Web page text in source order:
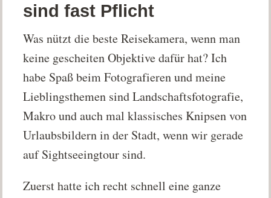
sind fast Pflicht
Was nützt die beste Reisekamera, wenn man
keine gescheiten Objektive dafür hat? Ich
habe Spaß beim Fotografieren und meine
Lieblingsthemen sind Landschaftsfotografie,
Makro und auch mal klassisches Knipsen von
Urlaubsbildern in der Stadt, wenn wir gerade
auf Sightseeingtour sind.
Zuerst hatte ich recht schnell eine ganze